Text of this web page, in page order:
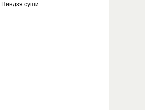
Ниндзя суши